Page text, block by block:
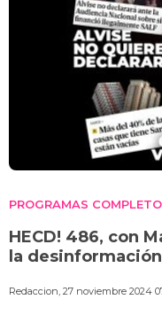
PROGRAMAS
HECD! 486, con
la desinformación
Redaccion, 27 noviembre 2024